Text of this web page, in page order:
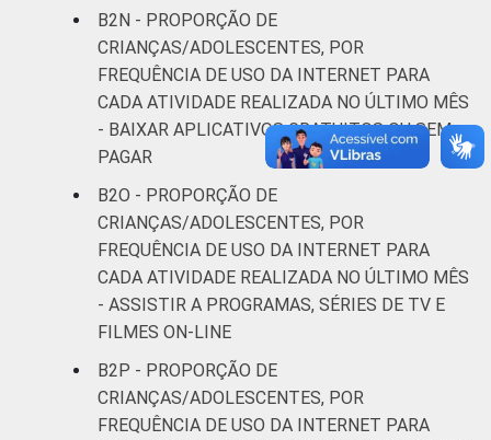
B2N - PROPORÇÃO DE
CRIANÇAS/ADOLESCENTES, POR
FREQUÊNCIA DE USO DA INTERNET PARA
CADA ATIVIDADE REALIZADA NO ÚLTIMO MÊS
- BAIXAR APLICATIVOS GRATUITOS OU SEM
PAGAR
B2O - PROPORÇÃO DE
CRIANÇAS/ADOLESCENTES, POR
FREQUÊNCIA DE USO DA INTERNET PARA
CADA ATIVIDADE REALIZADA NO ÚLTIMO MÊS
- ASSISTIR A PROGRAMAS, SÉRIES DE TV E
FILMES ON-LINE
B2P - PROPORÇÃO DE
CRIANÇAS/ADOLESCENTES, POR
FREQUÊNCIA DE USO DA INTERNET PARA